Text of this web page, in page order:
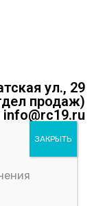
ул., 29
продаж)
info@rc19.ru
файлов